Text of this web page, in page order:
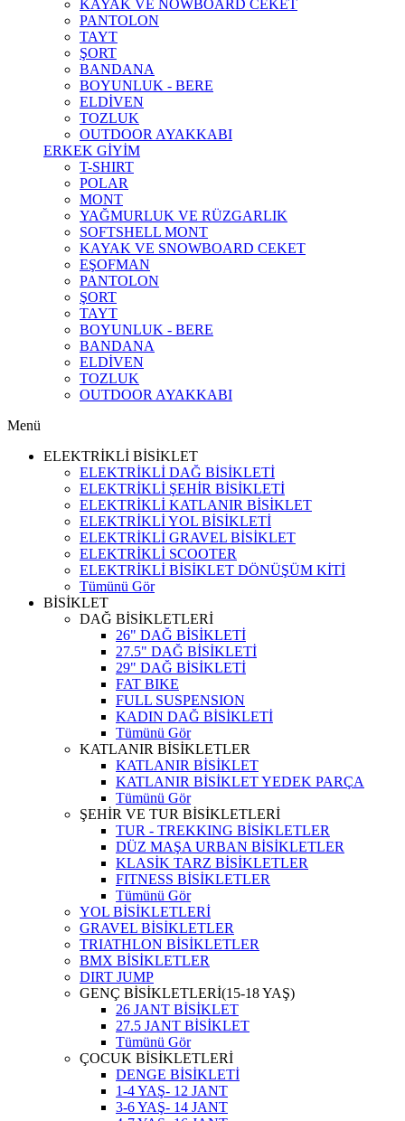
KAYAK VE NOWBOARD CEKET
PANTOLON
TAYT
ŞORT
BANDANA
BOYUNLUK - BERE
ELDİVEN
TOZLUK
OUTDOOR AYAKKABI
ERKEK GİYİM
T-SHIRT
POLAR
MONT
YAĞMURLUK VE RÜZGARLIK
SOFTSHELL MONT
KAYAK VE SNOWBOARD CEKET
EŞOFMAN
PANTOLON
ŞORT
TAYT
BOYUNLUK - BERE
BANDANA
ELDİVEN
TOZLUK
OUTDOOR AYAKKABI
Menü
ELEKTRİKLİ BİSİKLET
ELEKTRİKLİ DAĞ BİSİKLETİ
ELEKTRİKLİ ŞEHİR BİSİKLETİ
ELEKTRİKLİ KATLANIR BİSİKLET
ELEKTRİKLİ YOL BİSİKLETİ
ELEKTRİKLİ GRAVEL BİSİKLET
ELEKTRİKLİ SCOOTER
ELEKTRİKLİ BİSİKLET DÖNÜŞÜM KİTİ
Tümünü Gör
BİSİKLET
DAĞ BİSİKLETLERİ
26" DAĞ BİSİKLETİ
27.5" DAĞ BİSİKLETİ
29" DAĞ BİSİKLETİ
FAT BIKE
FULL SUSPENSION
KADIN DAĞ BİSİKLETİ
Tümünü Gör
KATLANIR BİSİKLETLER
KATLANIR BİSİKLET
KATLANIR BİSİKLET YEDEK PARÇA
Tümünü Gör
ŞEHİR VE TUR BİSİKLETLERİ
TUR - TREKKING BİSİKLETLER
DÜZ MAŞA URBAN BİSİKLETLER
KLASİK TARZ BİSİKLETLER
FITNESS BİSİKLETLER
Tümünü Gör
YOL BİSİKLETLERİ
GRAVEL BİSİKLETLER
TRIATHLON BİSİKLETLER
BMX BİSİKLETLER
DIRT JUMP
GENÇ BİSİKLETLERİ(15-18 YAŞ)
26 JANT BİSİKLET
27.5 JANT BİSİKLET
Tümünü Gör
ÇOCUK BİSİKLETLERİ
DENGE BİSİKLETİ
1-4 YAŞ- 12 JANT
3-6 YAŞ- 14 JANT